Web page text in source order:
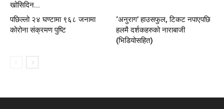
खोसिदिन...
पछिल्लो २४ घण्टामा ९६८ जनामा
कोरोना संक्रमण पुष्टि
‘अनुराग’ हाउसफुल, टिकट नपाएपछि
हलमै दर्शकहरुको नाराबाजी
(भिडियोसहित)